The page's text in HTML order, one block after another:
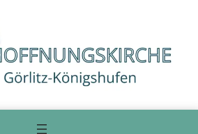
vom Januar 2021
evangelischen
die Themen Vertrauen in Gott